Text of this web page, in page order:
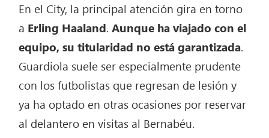
En el City, la principal atención gira en torno
a Erling Haaland.Aunque ha viajado con el
equipo, su titularidad no está garantizada.
Guardiola suele ser especialmente prudente
con los futbolistas que regresan de lesión y
ya ha optado en otras ocasiones por reservar
al delantero en visitas al Bernabéu.